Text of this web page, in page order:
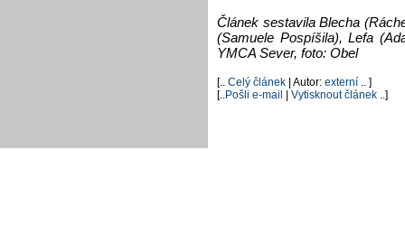
Článek sestavila Blecha
(Samuele Pospíšila), Lefa
YMCA Sever, foto: Obel
[.. Celý článek | Autor: externí .. ]
[.. Pošli e-mail | Vytisknout článek ..]